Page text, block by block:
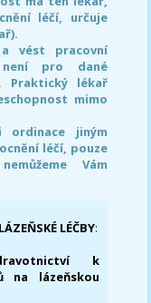
léčí, určuje
vést pracovní
pro dané
Praktický lékař
mimo
ordinace jiným
léčí, pouze
Vám
LÉČBY:
k
na lázeňskou